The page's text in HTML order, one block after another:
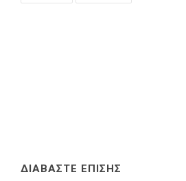
ΔΙΑΒΑΣΤΕ ΕΠΙΣΗΣ